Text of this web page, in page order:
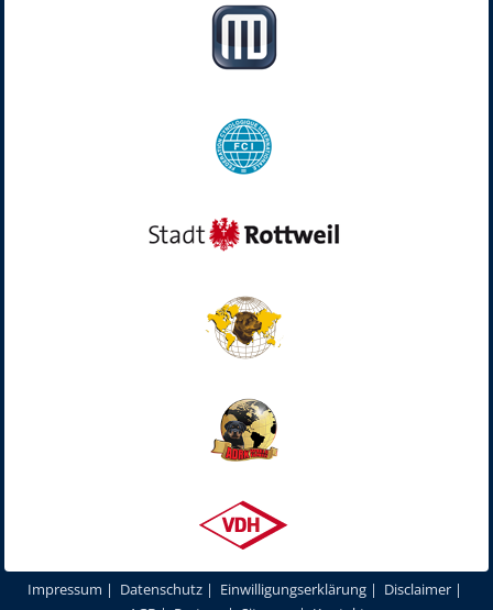
Impressum | Datenschutz | Einwilligungserklärung | Disclaimer |